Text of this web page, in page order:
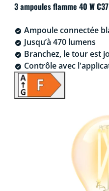
3 ampoules flamme 40 W C37
Ampoule connectée
Jusqu’à 470 lumens
Branchez, le tour est
Contrôle avec